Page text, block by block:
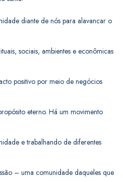
diante de nós para alavancar o
sociais, ambientes e econômicas
positivo por meio de negócios
eterno. Há um movimento
e trabalhando de diferentes
– uma comunidade daqueles que